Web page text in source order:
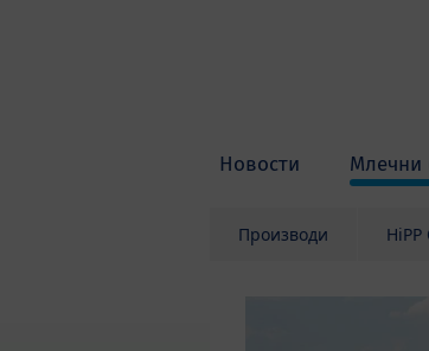
Новости Млечни
Производи